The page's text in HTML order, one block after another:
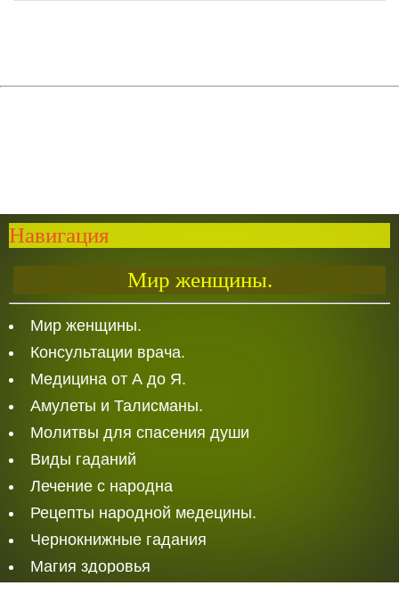
Навигация
Мир женщины.
Мир женщины.
Консультации врача.
Медицина от А до Я.
Амулеты и Талисманы.
Молитвы для спасения души
Виды гаданий
Лечение с народна
Рецепты народной медецины.
Чернокнижные гадания
Магия здоровья